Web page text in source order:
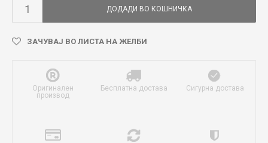
ДОДАДИ ВО КОШНИЧКА
ЗАЧУВАЈ ВО ЛИСТА НА ЖЕЛБИ
Оригинален
производ
Бесплатна достава Сигурна достава